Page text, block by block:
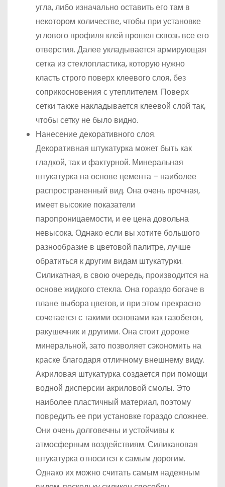
угла, либо изначально оставить его там в
некотором количестве, чтобы при установке
углового профиля клей прошел сквозь все его
отверстия. Далее укладывается армирующая
сетка из стеклопластика, которую нужно
класть строго поверх клеевого слоя, без
соприкосновения с утеплителем. Поверх
сетки также накладывается клеевой слой так,
чтобы сетку не было видно.
Нанесение декоративного слоя.
Декоративная штукатурка может быть как
гладкой, так и фактурной. Минеральная
штукатурка на основе цемента – наиболее
распространенный вид. Она очень прочная,
имеет высокие показатели
паропроницаемости, и ее цена довольна
невысока. Однако если вы хотите большого
разнообразие в цветовой палитре, лучше
обратиться к другим видам штукатурки.
Силикатная, в свою очередь, производится на
основе жидкого стекла. Она гораздо богаче в
плане выбора цветов, и при этом прекрасно
сочетается с такими основами как газобетон,
ракушечник и другими. Она стоит дороже
минеральной, зато позволяет сэкономить на
краске благодаря отличному внешнему виду.
Акриловая штукатурка создается при помощи
водной дисперсии акриловой смолы. Это
наиболее пластичный материал, поэтому
повредить ее при установке гораздо сложнее.
Они очень долговечны и устойчивы к
атмосферным воздействиям. Силикановая
штукатурка относится к самым дорогим.
Однако их можно считать самым надежным